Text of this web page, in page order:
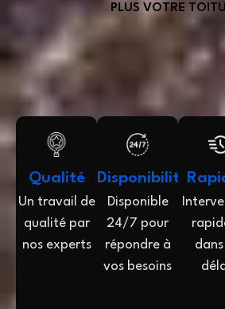
PLUS VOTRE
Qualité
Un travail de
qualité par
nos experts
Disponibilité
Disponible
24/7 pour
répondre à
vos besoins